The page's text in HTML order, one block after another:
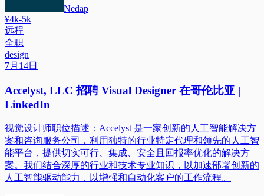
Nedap
¥4k-5k
远程
全职
design
7月14日
Accelyst, LLC 招聘 Visual Designer 在哥伦比亚 |
LinkedIn
视觉设计师职位描述：Accelyst 是一家创新的人工智能解决方
案和咨询服务公司，利用独特的行业特定代理和领先的人工智
能平台，提供切实可行、集成、安全且回报率优化的解决方
案。我们结合深厚的行业和技术专业知识，以加速部署创新的
人工智能驱动能力，以增强和自动化客户的工作流程。